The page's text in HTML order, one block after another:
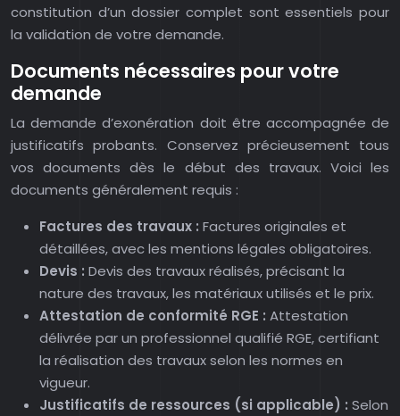
constitution d’un dossier complet sont essentiels pour
la validation de votre demande.
Documents nécessaires pour votre
demande
La demande d’exonération doit être accompagnée de
justificatifs probants. Conservez précieusement tous
vos documents dès le début des travaux. Voici les
documents généralement requis :
Factures des travaux : Factures originales et
détaillées, avec les mentions légales obligatoires.
Devis : Devis des travaux réalisés, précisant la
nature des travaux, les matériaux utilisés et le prix.
Attestation de conformité RGE : Attestation
délivrée par un professionnel qualifié RGE, certifiant
la réalisation des travaux selon les normes en
vigueur.
Justificatifs de ressources (si applicable) : Selon